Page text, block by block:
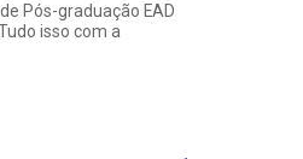
Pós-graduação EAD
isso com a